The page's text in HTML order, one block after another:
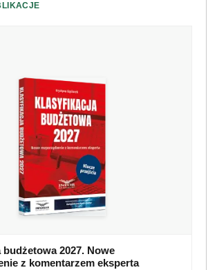
2027. Nowe
z komentarzem eksperta